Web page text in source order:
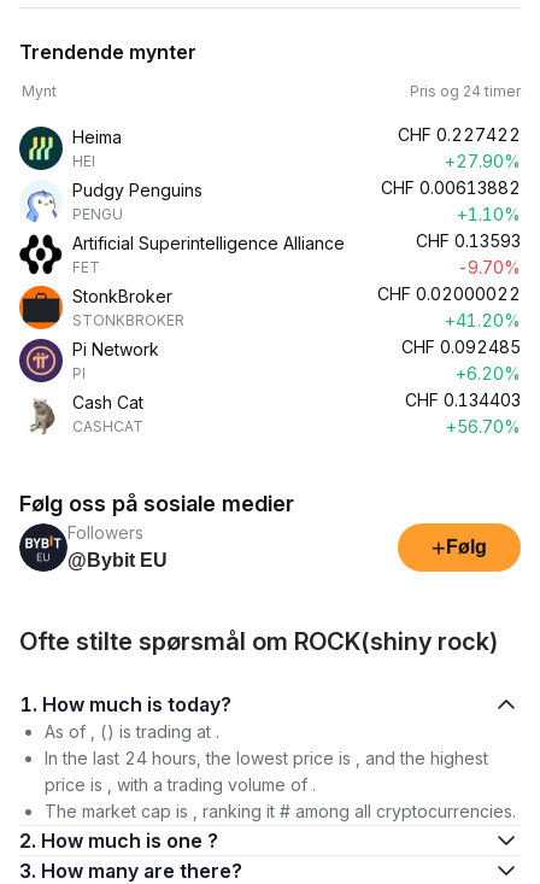
Trendende mynter
Mynt Pris og 24 timer
Heima
HEI
CHF 0.227422
+27.90%
Pudgy Penguins
PENGU
CHF 0.00613882
+1.10%
Artificial Superintelligence Alliance
FET
CHF 0.13593
-9.70%
StonkBroker
STONKBROKER
CHF 0.02000022
+41.20%
Pi Network
PI
CHF 0.092485
+6.20%
Cash Cat
CASHCAT
CHF 0.134403
+56.70%
Følg oss på sosiale medier
Followers
@Bybit EU
+ Følg
Ofte stilte spørsmål om ROCK(shiny rock)
1. How much is today?
As of , () is trading at .
In the last 24 hours, the lowest price is , and the highest
price is , with a trading volume of .
The market cap is , ranking it # among all cryptocurrencies.
2. How much is one ?
3. How many are there?